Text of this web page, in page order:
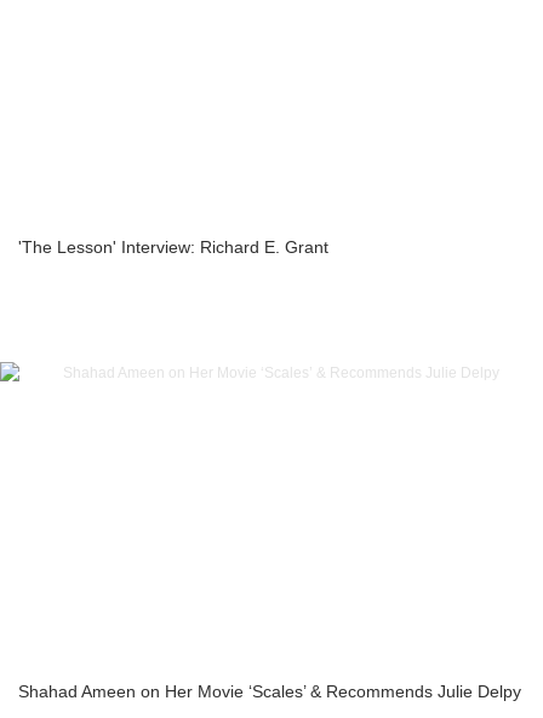
'The Lesson' Interview: Richard E. Grant
Shahad Ameen on Her Movie ‘Scales’ & Recommends Julie Delpy